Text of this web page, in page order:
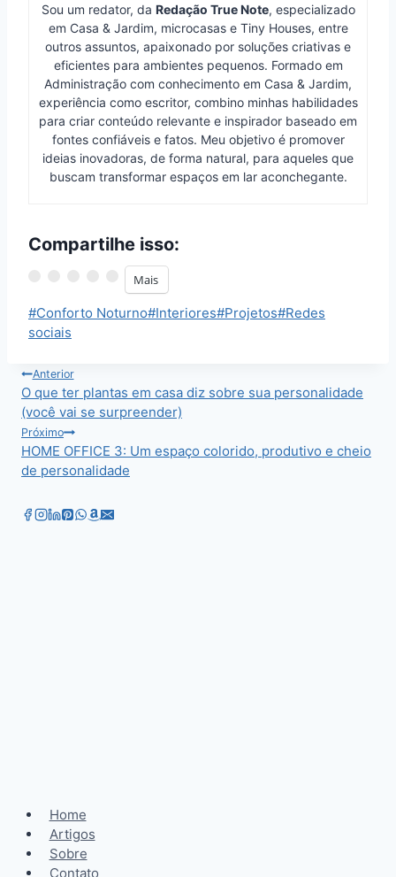
Sou um redator, da Redação True Note, especializado
em Casa & Jardim, microcasas e Tiny Houses, entre
outros assuntos, apaixonado por soluções criativas e
eficientes para ambientes pequenos. Formado em
Administração com conhecimento em Casa & Jardim,
experiência como escritor, combino minhas habilidades
para criar conteúdo relevante e inspirador baseado em
fontes confiáveis e fatos. Meu objetivo é promover
ideias inovadoras, de forma natural, para aqueles que
buscam transformar espaços em lar aconchegante.
Compartilhe isso:
Mais
Tags
do
#Conforto Noturno#Interiores#Projetos#Redes
sociais
Navegação
de
Post
Anterior
O que ter plantas em casa diz sobre sua personalidade
(você vai se surpreender)
Próximo
HOME OFFICE 3: Um espaço colorido, produtivo e cheio
de personalidade
Home
Artigos
Sobre
Contato